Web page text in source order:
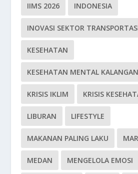
IIMS 2026 INDONESIA
INOVASI SEKTOR
KESEHATAN
KESEHATAN MENTAL
KRISIS IKLIM KRISIS
LIBURAN LIFESTYLE
MAKANAN PALING LAKU
MEDAN MENGELOLA EMOSI